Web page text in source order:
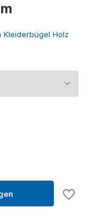
Kleiderbügel Holz